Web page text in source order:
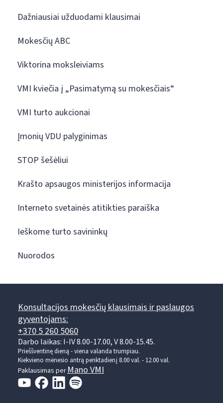
Dažniausiai užduodami klausimai
Mokesčių ABC
Viktorina moksleiviams
VMI kviečia į „Pasimatymą su mokesčiais“
VMI turto aukcionai
Įmonių VDU palyginimas
STOP šešėliui
Krašto apsaugos ministerijos informacija
Interneto svetainės atitikties paraiška
Ieškome turto savininkų
Nuorodos
Konsultacijos mokesčių klausimais ir paslaugos
gyventojams:
+370 5 260 5060
Darbo laikas: I-IV 8.00-17.00, V 8.00-15.45.
Prieššventinę dieną - viena valanda trumpiau.
Kiekvieno mėnesio antrą penktadienį 8.00 val. - 12.00 val.
Paklausimas per Mano VMI